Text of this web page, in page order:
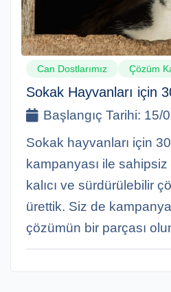
Can Dostlarımız Çözüm
Sokak Hayvanları için
Başlangıç Tarihi: 15/
Sokak hayvanları için
kampanyası ile
kalıcı ve sürdürülebilir
ürettik. Siz de
çözümün bir parçası